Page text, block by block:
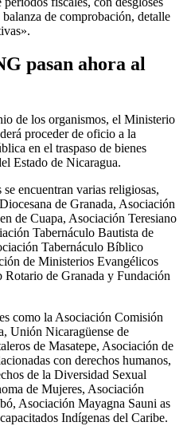
de comprobación, detalle
pasan ahora al
de los organismos, el Ministerio
proceder de oficio a la
en el traspaso de bienes
Estado de Nicaragua.
encuentran varias religiosas,
de Granada, Asociación
de Cuapa, Asociación Teresiano
Tabernáculo Bautista de
Tabernáculo Bíblico
de Ministerios Evangélicos
de Granada y Fundación
como la Asociación Comisión
Unión Nicaragüense de
de Masatepe, Asociación de
con derechos humanos,
de la Diversidad Sexual
de Mujeres, Asociación
Asociación Mayagna Sauni as
Indígenas del Caribe.